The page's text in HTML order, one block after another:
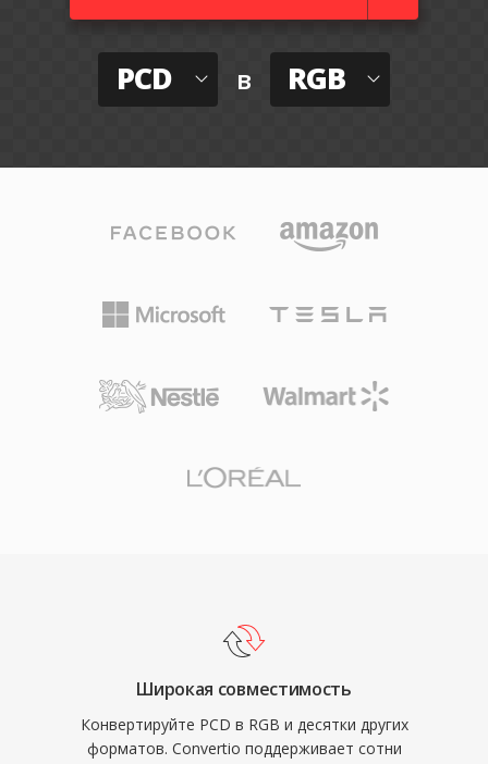
PCD в RGB
Широкая совместимость
Конвертируйте PCD в RGB и десятки других
форматов. Convertio поддерживает сотни